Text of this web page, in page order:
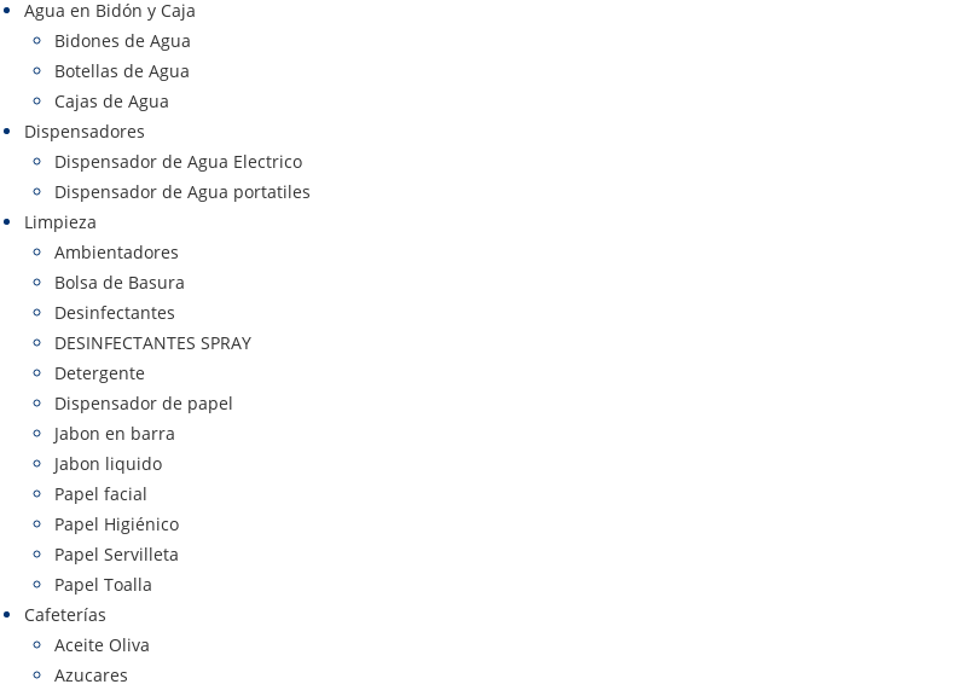
Agua en Bidón y Caja
Bidones de Agua
Botellas de Agua
Cajas de Agua
Dispensadores
Dispensador de Agua Electrico
Dispensador de Agua portatiles
Limpieza
Ambientadores
Bolsa de Basura
Desinfectantes
DESINFECTANTES SPRAY
Detergente
Dispensador de papel
Jabon en barra
Jabon liquido
Papel facial
Papel Higiénico
Papel Servilleta
Papel Toalla
Cafeterías
Aceite Oliva
Azucares